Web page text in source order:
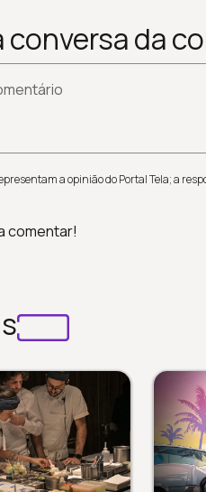
conversa da
a opinião do Portal Tela; a
comentar!